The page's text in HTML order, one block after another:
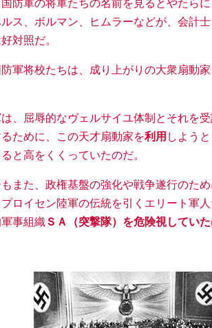
防軍の将軍たちの名前を見るとやたらに
ス、ボルマン、ヒムラーなどが、会計
対照だ。
軍将校たちは、成り上がりの大衆扇動
、屈辱的なヴェルサイユ体制とそれを
ために、この天才扇動家を利用 しよう
と高をくくっていたのだ。
また、政権基盤の強化や戦争遂行のた
ロイセン陸軍の伝統を引くエリート軍
事組織ＳＡ（突撃隊）を危険視していた